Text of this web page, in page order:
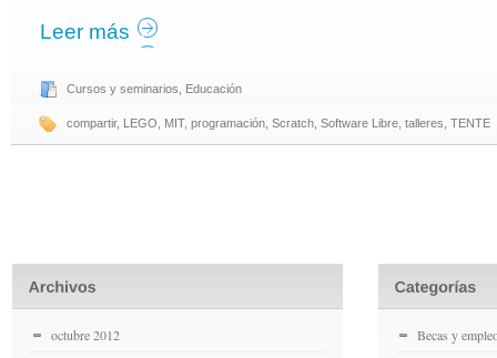
Leer más
Cursos y seminarios Educación
compartir, LEGO MIT, programación Scratch Software Libre talleres TENTE
octubre 2012
Becas y